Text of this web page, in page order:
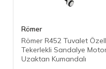
Römer
Römer R452 Tuvalet
Tekerlekli Sandalye
Uzaktan Kumandalı